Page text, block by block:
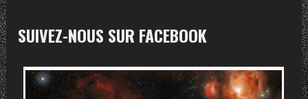
SUIVEZ-NOUS SUR FACEBOOK